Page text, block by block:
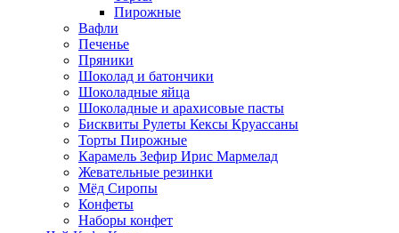
Пирожные
Вафли
Печенье
Пряники
Шоколад и батончики
Шоколадные яйца
Шоколадные и арахисовые пасты
Бисквиты Рулеты Кексы Круассаны
Торты Пирожные
Карамель Зефир Ирис Мармелад
Жевательные резинки
Мёд Сиропы
Конфеты
Наборы конфет